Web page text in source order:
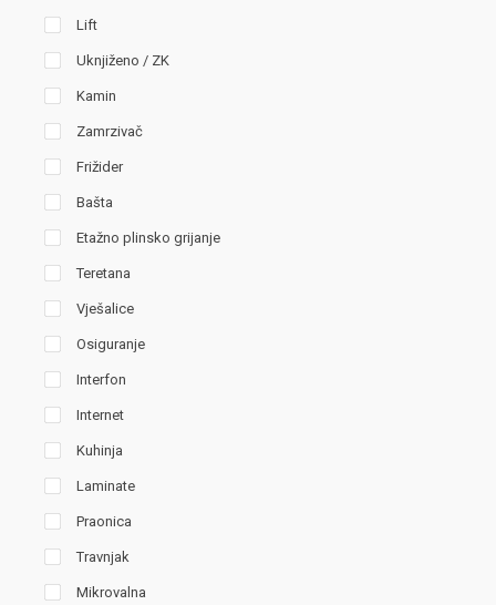
Lift
Uknjiženo / ZK
Kamin
Zamrzivač
Frižider
Bašta
Etažno plinsko grijanje
Teretana
Vješalice
Osiguranje
Interfon
Internet
Kuhinja
Laminate
Praonica
Travnjak
Mikrovalna